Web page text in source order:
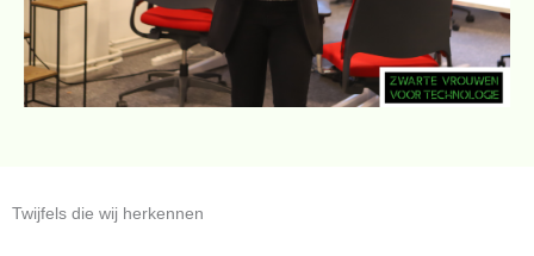
Twijfels die wij herkennen